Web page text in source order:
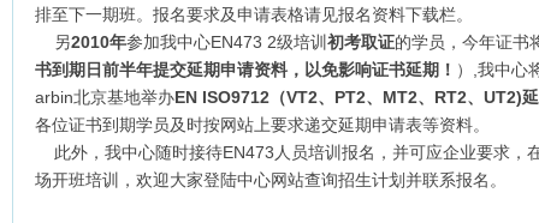
排至下一期班。报名要求及申请表格请见报名资料下载栏。
另2010年参加我中心EN473 2级培训 初考取证的学员，今年证书
书到期日前半年提交延期申请资料，以免影响证书延期！ ）,我中心
arbin北京基地举办EN ISO9712（VT2、PT2、MT2、RT2、UT2)
各位证书到期学员及时按网站上要求递交延期申请表等资料。
此外，我中心随时接待EN473人员培训报名，并可应企业要求，
场开班培训，欢迎大家登陆中心网站查询招生计划并联系报名。